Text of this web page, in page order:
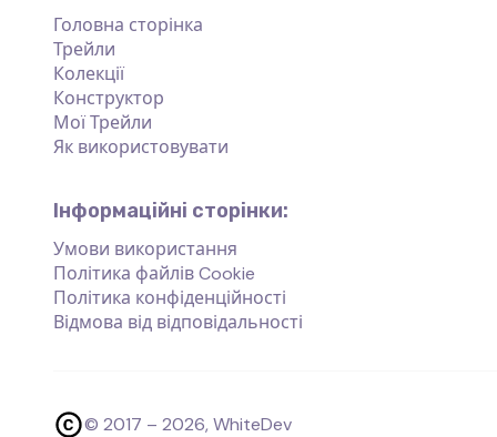
Головна сторінка
Трейли
Колекції
Конструктор
Мої Трейли
Як використовувати
Інформаційні сторінки:
Умови використання
Політика файлів Cookie
Політика конфіденційності
Відмова від відповідальності
© 2017 – 2026, WhiteDev